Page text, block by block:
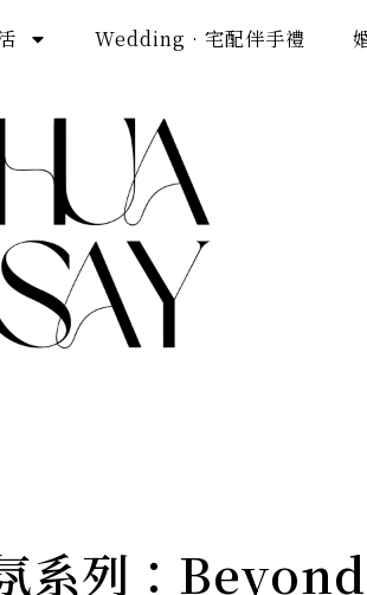
Wedding · 宅配伴手禮
系列：Beyond